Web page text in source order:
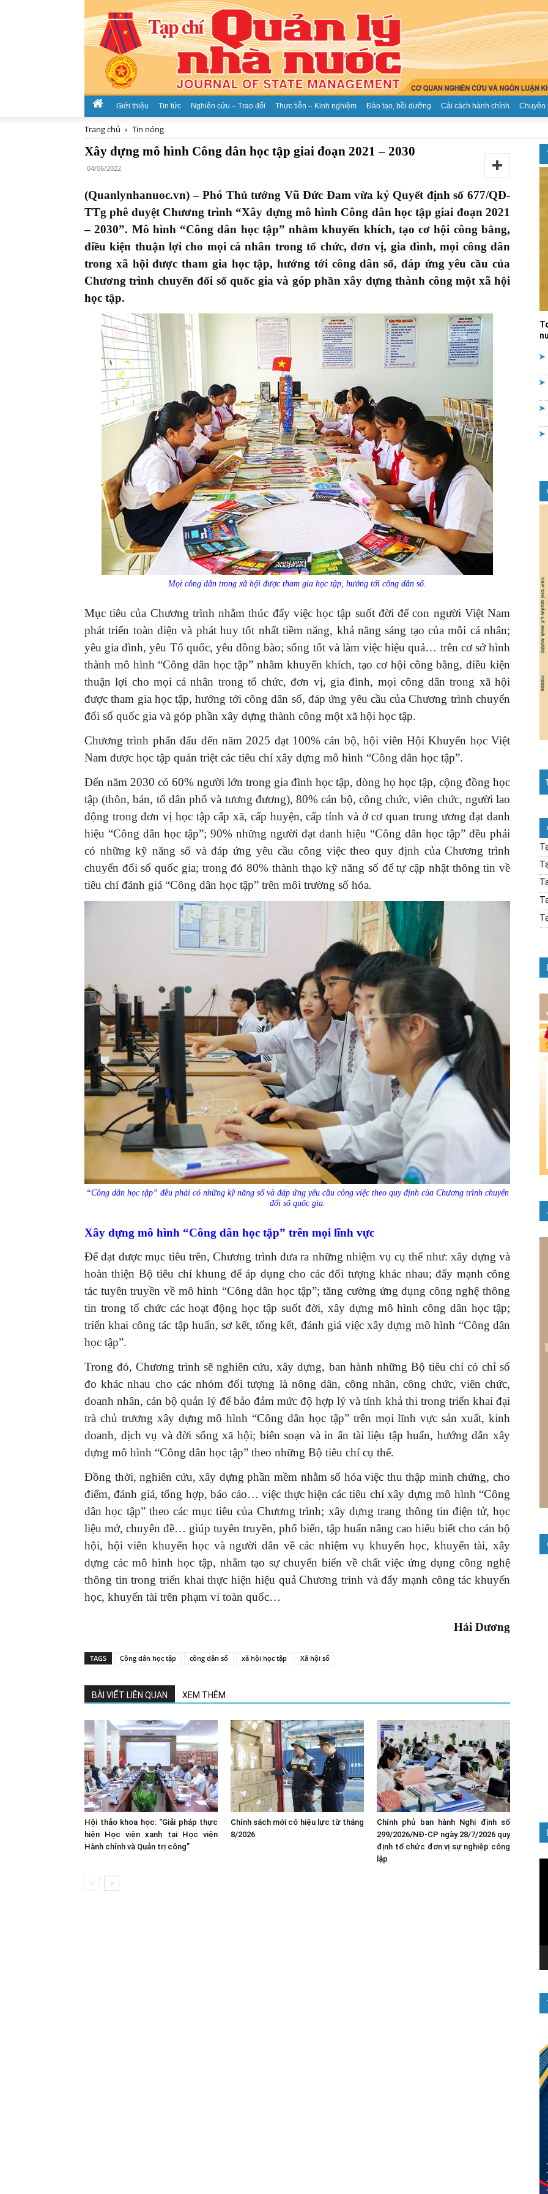
chí
nhà
nước
Giới thiệu Tin tức Nghiên cứu – Trao đổi Thực tiễn – Kinh nghiệm Đào tạo, bồi dưỡng Cải cách hành chính Chuyên
Trang chủ Tin nóng
Xây dựng mô hình Công dân học tập giai đoạn 2021 – 2030
04/06/2022
(Quanlynhanuoc.vn) – Phó Thủ tướng Vũ Đức Đam vừa ký Quyết định số 677/QĐ-
TTg phê duyệt Chương trình “Xây dựng mô hình Công dân học tập giai đoạn 2021
– 2030”. Mô hình “Công dân học tập” nhằm khuyến khích, tạo cơ hội công bằng,
điều kiện thuận lợi cho mọi cá nhân trong tổ chức, đơn vị, gia đình, mọi công dân
trong xã hội được tham gia học tập, hướng tới công dân số, đáp ứng yêu cầu của
Chương trình chuyển đổi số quốc gia và góp phần xây dựng thành công một xã hội
học tập.
Mọi công dân trong xã hội được tham gia học tập, hướng tới công dân số.
Mục tiêu của Chương trình nhằm thúc đẩy việc học tập suốt đời để con người Việt Nam
phát triển toàn diện và phát huy tốt nhất tiềm năng, khả năng sáng tạo của mỗi cá nhân;
yêu gia đình, yêu Tổ quốc, yêu đồng bào; sống tốt và làm việc hiệu quả… trên cơ sở hình
thành mô hình “Công dân học tập” nhằm khuyến khích, tạo cơ hội công bằng, điều kiện
thuận lợi cho mọi cá nhân trong tổ chức, đơn vị, gia đình, mọi công dân trong xã hội
được tham gia học tập, hướng tới công dân số, đáp ứng yêu cầu của Chương trình chuyển
đổi số quốc gia và góp phần xây dựng thành công một xã hội học tập.
Chương trình phấn đấu đến năm 2025 đạt 100% cán bộ, hội viên Hội Khuyến học Việt
Nam được học tập quán triệt các tiêu chí xây dựng mô hình “Công dân học tập”.
Đến năm 2030 có 60% người lớn trong gia đình học tập, dòng họ học tập, cộng đồng học
tập (thôn, bản, tổ dân phố và tương đương), 80% cán bộ, công chức, viên chức, người lao
động trong đơn vị học tập cấp xã, cấp huyện, cấp tỉnh và ở cơ quan trung ương đạt danh
hiệu “Công dân học tập”; 90% những người đạt danh hiệu “Công dân học tập” đều phải
có những kỹ năng số và đáp ứng yêu cầu công việc theo quy định của Chương trình
chuyển đổi số quốc gia; trong đó 80% thành thạo kỹ năng số để tự cập nhật thông tin về
tiêu chí đánh giá “Công dân học tập” trên môi trường số hóa.
“Công dân học tập” đều phải có những kỹ năng số và đáp ứng yêu cầu công việc theo quy định của Chương trình chuyển
đổi số quốc gia.
Xây dựng mô hình “Công dân học tập” trên mọi lĩnh vực
Để đạt được mục tiêu trên, Chương trình đưa ra những nhiệm vụ cụ thể như: xây dựng và
hoàn thiện Bộ tiêu chí khung để áp dụng cho các đối tượng khác nhau; đẩy mạnh công
tác tuyên truyền về mô hình “Công dân học tập”; tăng cường ứng dụng công nghệ thông
tin trong tổ chức các hoạt động học tập suốt đời, xây dựng mô hình công dân học tập;
triển khai công tác tập huấn, sơ kết, tổng kết, đánh giá việc xây dựng mô hình “Công dân
học tập”.
Trong đó, Chương trình sẽ nghiên cứu, xây dựng, ban hành những Bộ tiêu chí có chỉ số
đo khác nhau cho các nhóm đối tượng là nông dân, công nhân, công chức, viên chức,
doanh nhân, cán bộ quản lý để bảo đảm mức độ hợp lý và tính khả thi trong triển khai đại
trà chủ trương xây dựng mô hình “Công dân học tập” trên mọi lĩnh vực sản xuất, kinh
doanh, dịch vụ và đời sống xã hội; biên soạn và in ấn tài liệu tập huấn, hướng dẫn xây
dựng mô hình “Công dân học tập” theo những Bộ tiêu chí cụ thể.
Đồng thời, nghiên cứu, xây dựng phần mềm nhằm số hóa việc thu thập minh chứng, cho
điểm, đánh giá, tổng hợp, báo cáo… việc thực hiện các tiêu chí xây dựng mô hình “Công
dân học tập” theo các mục tiêu của Chương trình; xây dựng trang thông tin điện tử, học
liệu mở, chuyên đề… giúp tuyên truyền, phổ biến, tập huấn nâng cao hiểu biết cho cán bộ
hội, hội viên khuyến học và người dân về các nhiệm vụ khuyến học, khuyến tài, xây
dựng các mô hình học tập, nhằm tạo sự chuyển biến về chất việc ứng dụng công nghệ
thông tin trong triển khai thực hiện hiệu quả Chương trình và đẩy mạnh công tác khuyến
học, khuyến tài trên phạm vi toàn quốc…
Hải Dương
TAGS Công dân học tập công dân số xã hội học tập Xã hội số
BÀI VIẾT LIÊN QUAN XEM THÊM
Hội thảo khoa học: “Giải pháp thực
hiện Học viện xanh tại Học viện
Hành chính và Quản trị công”
Chính sách mới có hiệu lực từ tháng
8/2026
Chính phủ ban hành Nghị định số
299/2026/NĐ-CP ngày 28/7/2026 quy
định tổ chức đơn vị sự nghiệp công
lập